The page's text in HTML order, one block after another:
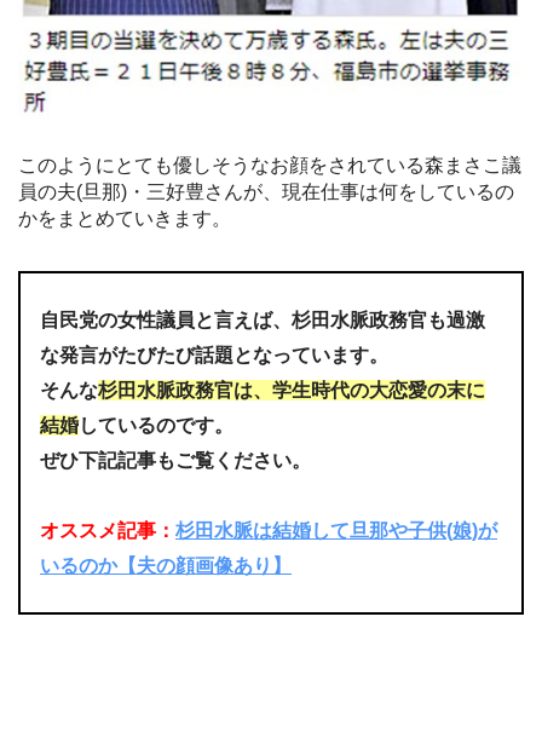
このようにとても優しそうなお顔をされている森まさこ議
員の夫(旦那)・三好豊さんが、現在仕事は何をしているの
かをまとめていきます。
自民党の女性議員と言えば、杉田水脈政務官も過激
な発言がたびたび話題となっています。
そんな杉田水脈政務官は、学生時代の大恋愛の末に
結婚しているのです。
ぜひ下記記事もご覧ください。
オススメ記事： 杉田水脈は結婚して旦那や子供(娘)が
いるのか【夫の顔画像あり】